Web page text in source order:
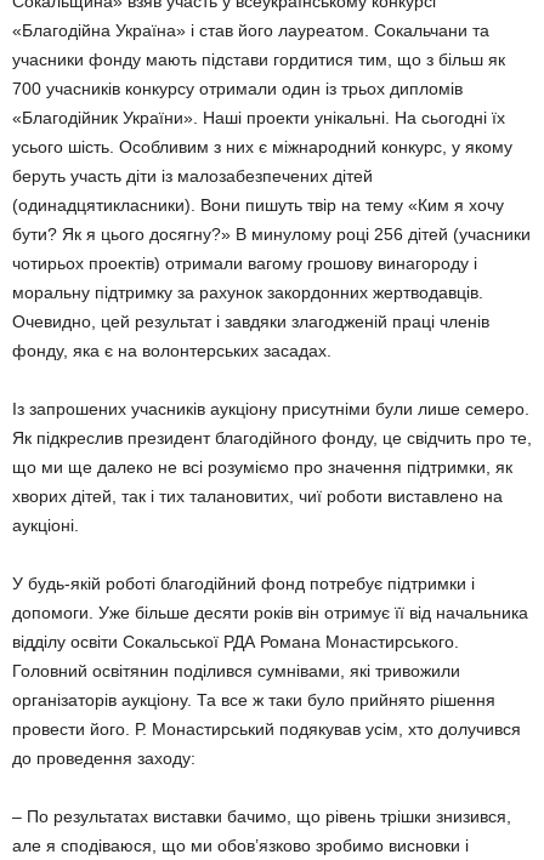
«Благодійна Україна» і став його лауреатом. Сокальчани та
учасники фонду мають підстави гордитися тим, що з більш як
700 учасників конкурсу отримали один із трьох дипломів
«Благодійник України». Наші проекти унікальні. На сьогодні їх
усього шість. Особливим з них є міжнародний конкурс, у якому
беруть участь діти із малозабезпечених дітей
(одинадцятикласники). Вони пишуть твір на тему «Ким я хочу
бути? Як я цього досягну?» В минулому році 256 дітей (учасники
чотирьох проектів) отримали вагому грошову винагороду і
моральну підтримку за рахунок закордонних жертводавців.
Очевидно, цей результат і завдяки злагодженій праці членів
фонду, яка є на волонтерських засадах.
Із запрошених учасників аукціону присутніми були лише семеро.
Як підкреслив президент благодійного фонду, це свідчить про те,
що ми ще далеко не всі розуміємо про значення підтримки, як
хворих дітей, так і тих талановитих, чиї роботи виставлено на
аукціоні.
У будь-якій роботі благодійний фонд потребує підтримки і
допомоги. Уже більше десяти років він отримує її від начальника
відділу освіти Сокальської РДА Романа Монастирського.
Головний освітянин поділився сумнівами, які тривожили
організаторів аукціону. Та все ж таки було прийнято рішення
провести його. Р. Монастирський подякував усім, хто долучився
до проведення заходу:
– По результатах виставки бачимо, що рівень трішки знизився,
але я сподіваюся, що ми обов’язково зробимо висновки і